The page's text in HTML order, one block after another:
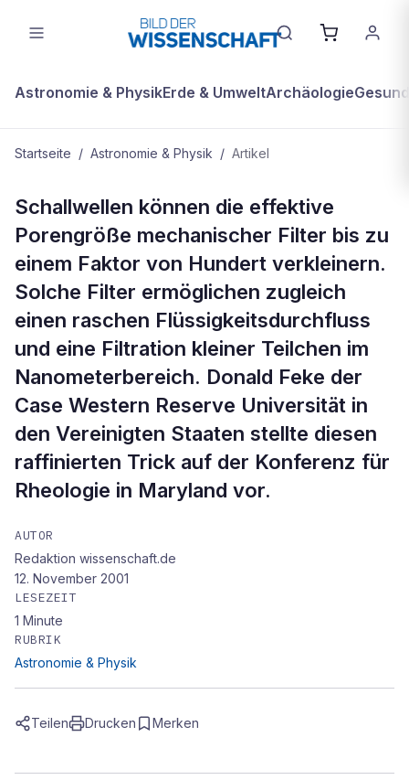
Astronomie & PhysikErde & UmweltArchäologie
Startseite / Astronomie & Physik / Artikel
Der Filter der neuen Generation
arbeitet mit Schallwellen
Schallwellen können die effektive
Porengröße mechanischer Filter bis zu
einem Faktor von Hundert verkleinern.
Solche Filter ermöglichen zugleich
einen raschen Flüssigkeitsdurchfluss
und eine Filtration kleiner Teilchen im
Nanometerbereich. Donald Feke der
Case Western Reserve Universität in
den Vereinigten Staaten stellte diesen
raffinierten Trick auf der Konferenz für
Rheologie in Maryland vor.
AUTOR
Redaktion wissenschaft.de
12. November 2001
LESEZEIT
1 Minute
RUBRIK
Astronomie & Physik
Teilen Drucken Merken